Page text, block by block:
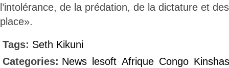
l’intolérance, de la prédation, de la dictature et
place».
Tags: Seth Kikuni
Categories: News lesoft Afrique Congo